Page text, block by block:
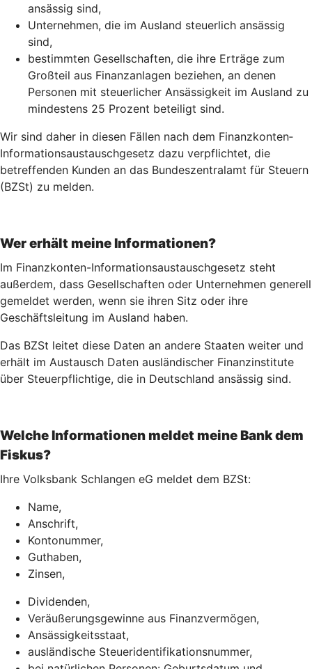
ansässig sind,
Unternehmen, die im Ausland steuerlich ansässig
sind,
bestimmten Gesellschaften, die ihre Erträge zum
Großteil aus Finanzanlagen beziehen, an denen
Personen mit steuerlicher Ansässigkeit im Ausland zu
mindestens 25 Prozent beteiligt sind.
Wir sind daher in diesen Fällen nach dem Finanz­konten­
Informations­austausch­gesetz dazu verpflichtet, die
betreffenden Kunden an das Bundeszentralamt für Steuern
(BZSt) zu melden.
Wer erhält meine Informationen?
Im Finanzkonten-Informationsaustauschgesetz steht
außerdem, dass Gesellschaften oder Unternehmen generell
gemeldet werden, wenn sie ihren Sitz oder ihre
Geschäftsleitung im Ausland haben.
Das BZSt leitet diese Daten an andere Staaten weiter und
erhält im Austausch Daten ausländischer Finanzinstitute
über Steuerpflichtige, die in Deutschland ansässig sind.
Welche Informationen meldet meine Bank dem
Fiskus?
Ihre Volksbank Schlangen eG meldet dem BZSt:
Name,
Anschrift,
Kontonummer,
Guthaben,
Zinsen,
Dividenden,
Veräußerungsgewinne aus Finanzvermögen,
Ansässigkeitsstaat,
ausländische Steueridentifikationsnummer,